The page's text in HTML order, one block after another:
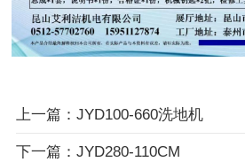
上一篇：JYD100-660洗地机
下一篇：JYD280-110CM